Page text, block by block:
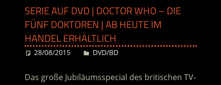
SERIE AUF DVD | DOCTOR WHO – DIE
FÜNF DOKTOREN | AB HEUTE IM
HANDEL ERHÄLTLICH
28/08/2015 Desiree
DVD/BD
Das große Jubiläumsspecial des britischen TV-